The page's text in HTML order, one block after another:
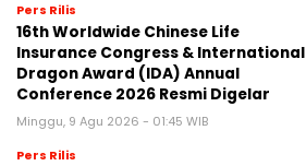
Pers Rilis
16th Worldwide Chinese Life
Insurance Congress & International
Dragon Award (IDA) Annual
Conference 2026 Resmi Digelar
Minggu, 9 Agu 2026 - 01:45 WIB
Pers Rilis